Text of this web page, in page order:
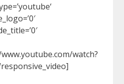
watch?